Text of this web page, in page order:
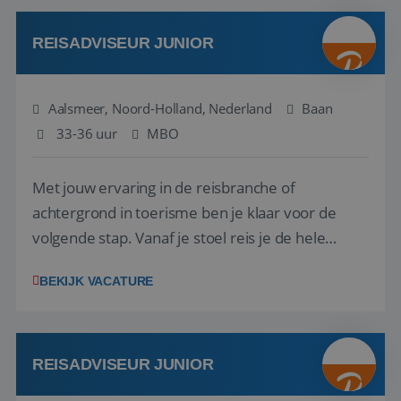
werken: of het nu gaat om vragen ...
REISADVISEUR JUNIOR
Aalsmeer, Noord-Holland, Nederland
Baan
33-36 uur
MBO
Met jouw ervaring in de reisbranche of
achtergrond in toerisme ben je klaar voor de
volgende stap. Vanaf je stoel reis je de hele
wensen van je team, je klant en wat er in de
klanten te overtuigen om die droomreis te
boeken! ...
BEKIJK VACATURE
REISADVISEUR JUNIOR